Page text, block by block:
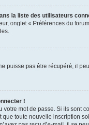
la liste des utilisateurs
onglet « Préférences du
puisse pas être récupéré, il
!
votre mot de passe. Si ils
toute nouvelle inscription